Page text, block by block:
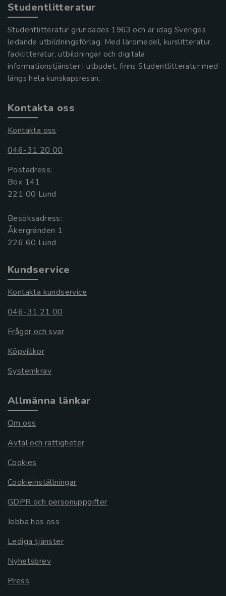
Studentlitteratur
Studentlitteratur grundades 1963 och är idag Sveriges
ledande utbildningsförlag. Med läromedel, kurslitteratur,
facklitteratur, utbildningar och digitala
informationstjänster i utbudet, finns Studentlitteratur med
längs hela kunskapsresan.
Kontakta oss
Kontakta oss
046-31 20 00
Postadress:
Box 141
221 00 Lund
Besöksadress:
Åkergränden 1
Kundservice
Kontakta kundservice
046-31 21 00
Frågor och svar
Köpvillkor
Systemkrav
Allmänna länkar
Om oss
Avtal och rättigheter
Cookies
Cookieinställningar
GDPR och personuppgifter
Jobba hos oss
Lediga tjänster
Nyhetsbrev
Press